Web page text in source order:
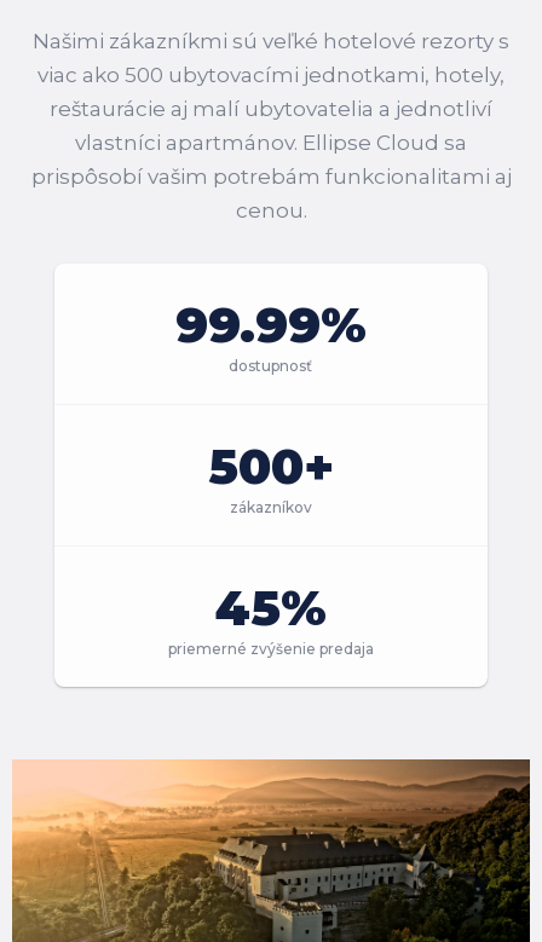
Našimi zákazníkmi sú veľké hotelové rezorty s
viac ako 500 ubytovacími jednotkami, hotely,
reštaurácie aj malí ubytovatelia a jednotliví
vlastníci apartmánov. Ellipse Cloud sa
prispôsobí vašim potrebám funkcionalitami aj
cenou.
99.99%
dostupnosť
500+
zákazníkov
45%
priemerné zvýšenie predaja